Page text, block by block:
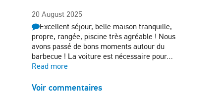
20 August 2025
Excellent séjour, belle maison tranquille,
propre, rangée, piscine très agréable ! Nous
avons passé de bons moments autour du
barbecue ! La voiture est nécessaire pour…
Read more
Voir commentaires